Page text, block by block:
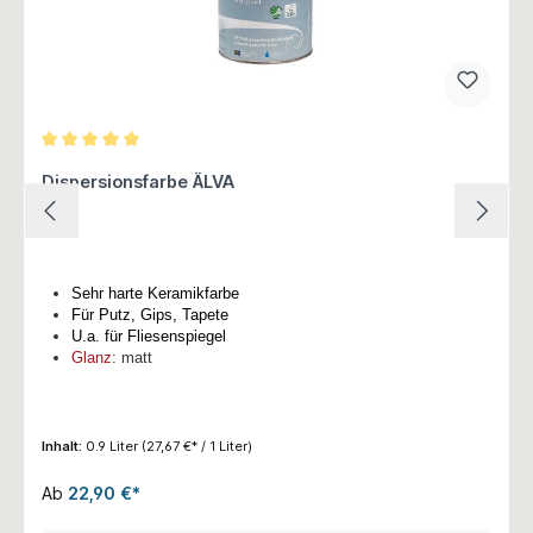
Dispersionsfarbe ÄLVA
Sehr harte Keramikfarbe
Für Putz, Gips, Tapete
U.a. für Fliesenspiegel
Glanz: matt
Inhalt: 0.9 Liter (27,67 €* / 1 Liter)
Ab 22,90 €*